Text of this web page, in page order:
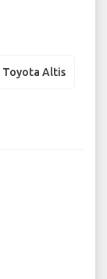
Toyota Altis